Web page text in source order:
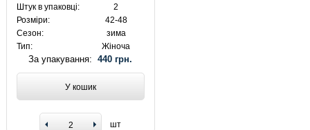
Штук в упаковці:
2
Розміри:
42-48
Сезон:
зима
Тип:
Жіноча
За упакування:440 грн.
У кошик
шт